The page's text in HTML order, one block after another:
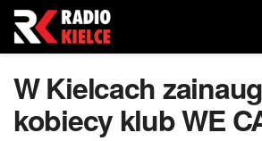
W Kielcach
kobiecy klub WE